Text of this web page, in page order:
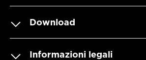
Download
Informazioni legali